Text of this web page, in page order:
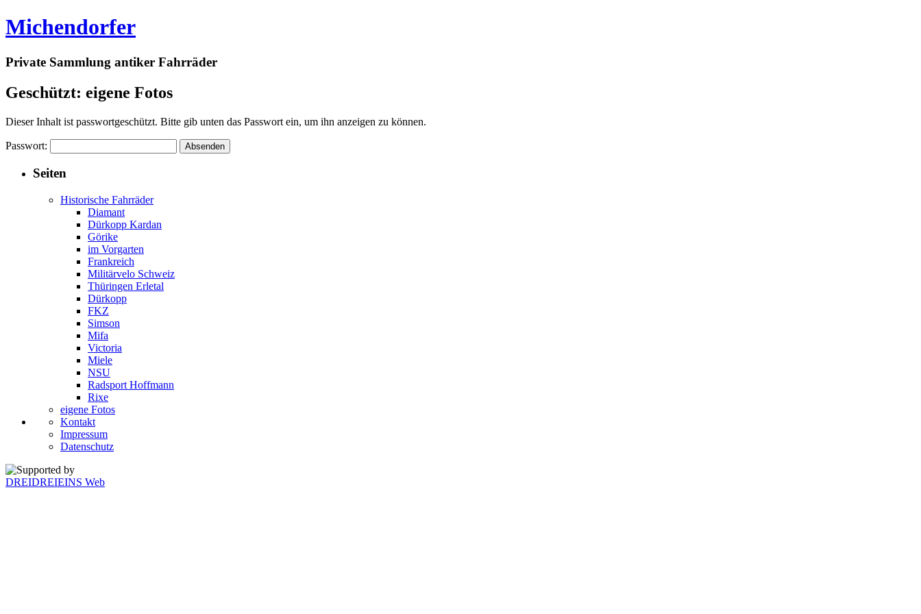
Michendorfer
Private Sammlung antiker Fahrräder
Geschützt: eigene Fotos
Dieser Inhalt ist passwortgeschützt. Bitte gib unten das Passwort ein, um ihn anzeigen zu können.
Passwort:
Seiten
Historische Fahrräder
Diamant
Dürkopp Kardan
Görike
im Vorgarten
Frankreich
Militärvelo Schweiz
Thüringen Erletal
Dürkopp
FKZ
Simson
Mifa
Victoria
Miele
NSU
Radsport Hoffmann
Rixe
eigene Fotos
Kontakt
Impressum
Datenschutz
Supported by
DREIDREIEINS Web